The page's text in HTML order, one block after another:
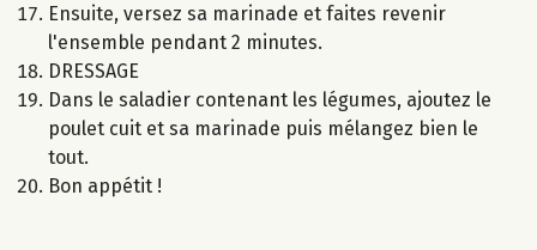
Ensuite, versez sa marinade et faites revenir
l'ensemble pendant 2 minutes.
DRESSAGE
Dans le saladier contenant les légumes, ajoutez le
poulet cuit et sa marinade puis mélangez bien le
tout.
Bon appétit !